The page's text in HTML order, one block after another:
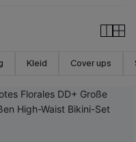
Kleid Cover ups